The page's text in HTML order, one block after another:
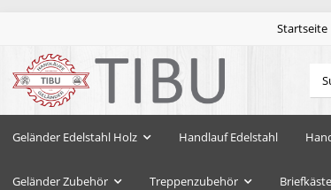
Startseite
Geländer Edelstahl Holz Handlauf Edelstahl
Geländer Zubehör Treppenzubehör